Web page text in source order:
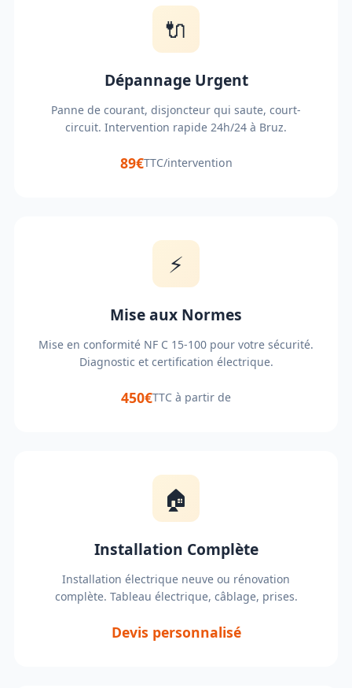
🔌
Dépannage Urgent
Panne de courant, disjoncteur qui saute, court-
circuit. Intervention rapide 24h/24 à Bruz.
89€TTC/intervention
⚡
Mise aux Normes
Mise en conformité NF C 15-100 pour votre sécurité.
Diagnostic et certification électrique.
450€TTC à partir de
🏠
Installation Complète
Installation électrique neuve ou rénovation
complète. Tableau électrique, câblage, prises.
Devis personnalisé